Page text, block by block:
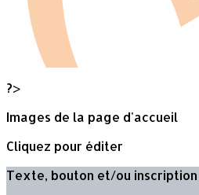
Adhérer
Renouveler son adhésion
Nous contacter
Evènements
?>
Images de la page d'accueil
Cliquez pour éditer
Texte, bouton et/ou